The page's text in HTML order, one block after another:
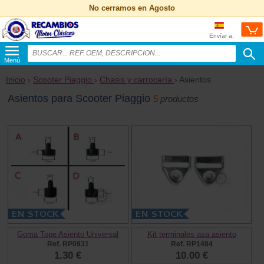
No cerramos en Agosto
Envíar a:
Menú
Inicio › Scooter Piaggio › Chasis y carrocería › Asientos
Asientos para Scooter Piaggio5 productos
Goma Tope Asiento Universal
Ref. RP0931
1.30 €
Kit terminales asa asiento
Ref. RP1484
10.00 €